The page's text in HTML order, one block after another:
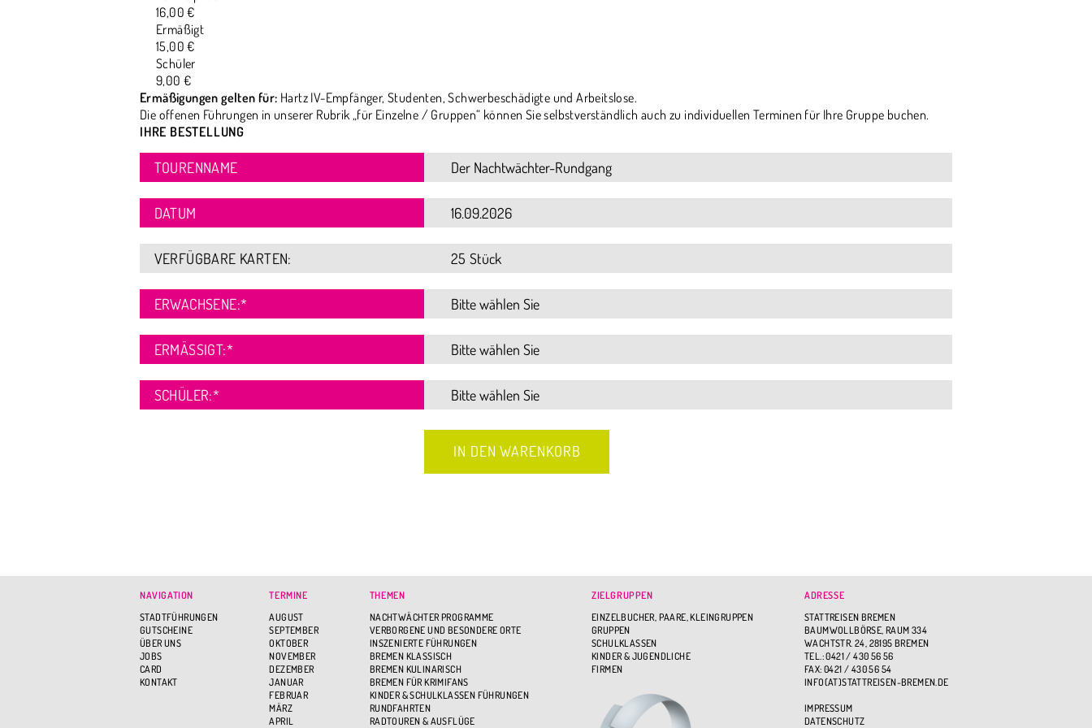
16,00 €
Ermäßigt
15,00 €
Schüler
9,00 €
Ermäßigungen gelten für: Hartz IV-Empfänger, Studenten, Schwerbeschädigte und Arbeitslose.
Die offenen Führungen in unserer Rubrik „für Einzelne / Gruppen“ können Sie selbstverständlich auch zu individuellen Terminen für Ihre Gruppe buchen.
IHRE BESTELLUNG
TOURENNAME
DATUM
VERFÜGBARE KARTEN: 25 Stück
ERWACHSENE:*
ERMÄSSIGT: *
SCHÜLER:*
NAVIGATION
STADTFÜHRUNGEN
GUTSCHEINE
ÜBER UNS
JOBS
CARD
KONTAKT
TERMINE
AUGUST
SEPTEMBER
OKTOBER
NOVEMBER
DEZEMBER
JANUAR
FEBRUAR
MÄRZ
APRIL
THEMEN
NACHTWÄCHTER PROGRAMME
VERBORGENE UND BESONDERE ORTE
INSZENIERTE FÜHRUNGEN
BREMEN KLASSISCH
BREMEN KULINARISCH
BREMEN FÜR KRIMIFANS
KINDER & SCHULKLASSEN FÜHRUNGEN
RUNDFAHRTEN
RADTOUREN & AUSFLÜGE
ZIELGRUPPEN
EINZELBUCHER, PAARE, KLEINGRUPPEN
GRUPPEN
SCHULKLASSEN
KINDER & JUGENDLICHE
FIRMEN
ADRESSE
STATTREISEN BREMEN
BAUMWOLLBÖRSE, RAUM 334
WACHTSTR. 24, 28195 BREMEN
TEL.: 0421 / 430 56 56
FAX: 0421 / 430 56 54
INFO(AT)STATTREISEN-BREMEN.DE
IMPRESSUM
DATENSCHUTZ